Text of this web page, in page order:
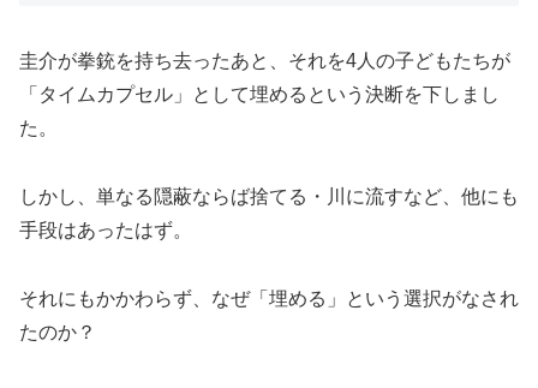
圭介が拳銃を持ち去ったあと、それを4人の子どもたちが
「タイムカプセル」として埋めるという決断を下しまし
た。
しかし、単なる隠蔽ならば捨てる・川に流すなど、他にも
手段はあったはず。
それにもかかわらず、なぜ「埋める」という選択がなされ
たのか？